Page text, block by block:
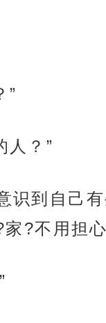
”
人？”
识到自己
?不用担